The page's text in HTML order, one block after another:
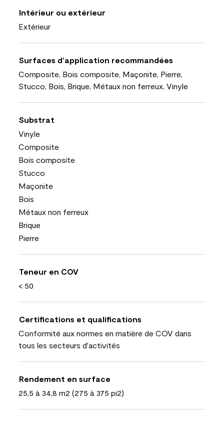
Intérieur ou extérieur
Extérieur
Surfaces d’application recommandées
Composite, Bois composite, Maçonite, Pierre,
Stucco, Bois, Brique, Métaux non ferreux, Vinyle
Substrat
Vinyle
Composite
Bois composite
Stucco
Maçonite
Bois
Métaux non ferreux
Brique
Pierre
Teneur en COV
< 50
Certifications et qualifications
Conformité aux normes en matière de COV dans
tous les secteurs d'activités
Rendement en surface
25,5 à 34,8 m2 (275 à 375 pi2)